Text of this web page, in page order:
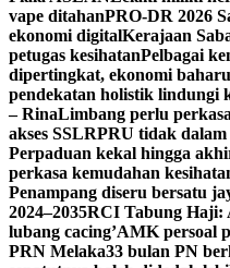
vape ditahanPRO-DR 2026
ekonomi digitalKerajaan
petugas kesihatanPelbagai
dipertingkat, ekonomi
pendekatan holistik lindungi
– RinaLimbang perlu
akses SSLRPRU tidak dalam
Perpaduan kekal hingga
perkasa kemudahan
Penampang diseru bersatu
2024–2035RCI Tabung Haji:
lubang cacing’AMK persoal
PRN Melaka33 bulan PN